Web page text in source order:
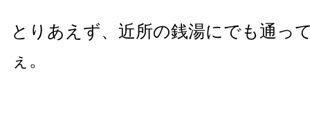
とりあえず、近所の銭湯にでも通っ
ぇ。